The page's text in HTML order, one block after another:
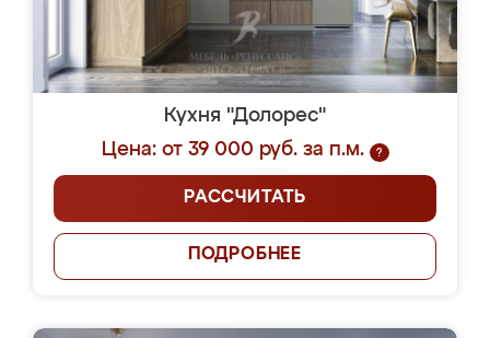
Кухня "Долорес"
Цена: от 39 000 руб. за п.м.
?
РАССЧИТАТЬ
ПОДРОБНЕЕ